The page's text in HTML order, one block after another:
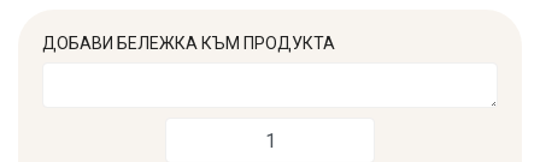
ДОБАВИ БЕЛЕЖКА КЪМ ПРОДУКТА